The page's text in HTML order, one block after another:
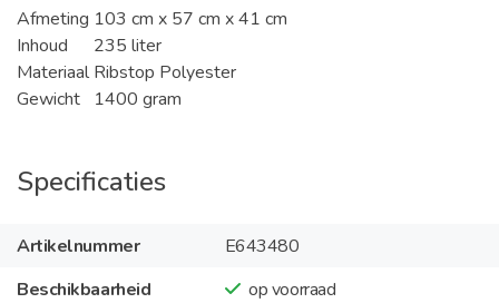
Afmeting 103 cm x 57 cm x 41 cm
Inhoud
235 liter
MateriaalRibstop Polyester
Gewicht
1400 gram
Specificaties
Artikelnummer
E643480
Beschikbaarheid
op voorraad